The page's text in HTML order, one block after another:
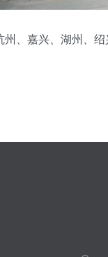
州、嘉兴、湖州、